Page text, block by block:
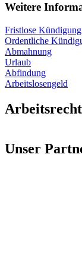
Weitere
Fristlose Kündigung
Ordentliche
Abmahnung
Urlaub
Abfindung
Arbeitslosengeld
Unser